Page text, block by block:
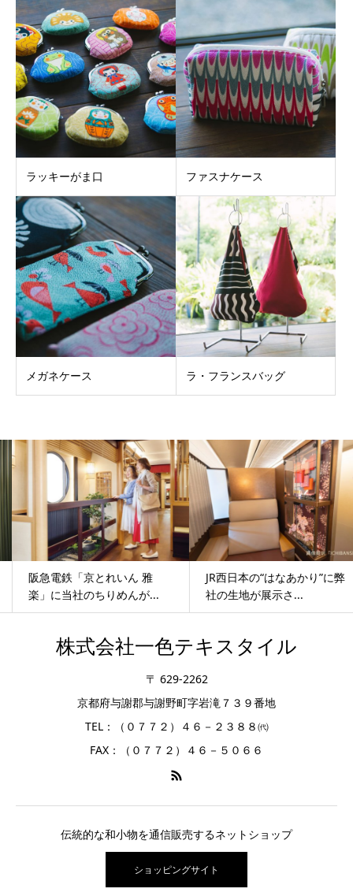
ラッキーがま口 ファスナケース
メガネケース ラ・フランスバッグ
阪急電鉄「京とれいん 雅
楽」に当社のちりめんが...
JR西日本の“はなあかり”に弊
社の生地が展示さ...
株式会社一色テキスタイル
〒 629-2262
京都府与謝郡与謝野町字岩滝７３９番地
TEL：（０７７２）４６－２３８８㈹
FAX：（０７７２）４６－５０６６
伝統的な和小物を通信販売するネットショップ
ショッピングサイト